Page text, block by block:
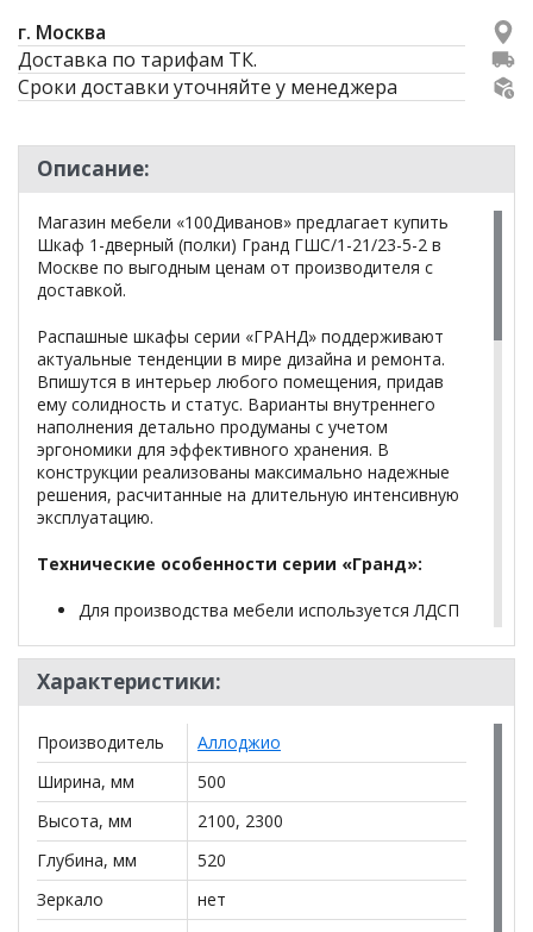
г. Москва
Доставка по тарифам ТК.
Сроки доставки уточняйте у менеджера
Описание:
Магазин мебели «100Диванов» предлагает купить
Шкаф 1-дверный (полки) Гранд ГШС/1-21/23-5-2 в
Москве по выгодным ценам от производителя с
доставкой.
Распашные шкафы серии «ГРАНД» поддерживают
актуальные тенденции в мире дизайна и ремонта.
Впишутся в интерьер любого помещения, придав
ему солидность и статус. Варианты внутреннего
наполнения детально продуманы с учетом
эргономики для эффективного хранения. В
конструкции реализованы максимально надежные
решения, расчитанные на длительную интенсивную
эксплуатацию.
Технические особенности серии «Гранд»:
Для производства мебели используется ЛДСП
Торцы деталей облицовывается кромкой ПВХ
1 мм.
Сборка корпуса осуществляется при помощи
эксцентриковых стяжек.
Полкодержатель FLIPPER с фиксацией
используется для полок.
ХДФ используется для задних стенок и доньев
ящиков.
Направляющие в ящиках используются
шариковые полного выдвижения.
Для открывания фасадов используются
четырехшарнирные петли быстросъемные с
Характеристики:
Производитель
Аллоджио
Ширина, мм
500
Высота, мм
2100, 2300
Глубина, мм
520
Зеркало
нет